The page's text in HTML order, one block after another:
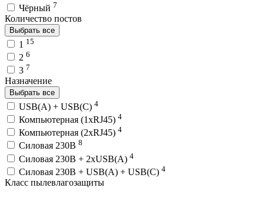
Чёрный 7
Количество постов
Выбрать все
1 15
2 6
3 7
Назначение
Выбрать все
USB(A) + USB(C) 4
Компьютерная (1хRJ45) 4
Компьютерная (2хRJ45) 4
Силовая 230В 8
Силовая 230В + 2хUSB(A) 4
Силовая 230В + USB(A) + USВ(С) 4
Класс пылевлагозащиты